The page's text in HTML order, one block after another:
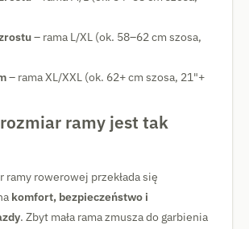
– rama L/XL (ok. 58–62 cm szosa,
– rama XL/XXL (ok. 62+ cm szosa, 21"+
ramy jest tak
ramy rowerowej przekłada się
komfort, bezpieczeństwo i
. Zbyt mała rama zmusza do garbienia